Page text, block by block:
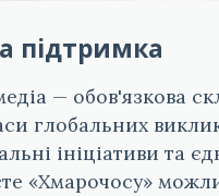
підтримка
— обов'язкова
глобальних
ініціативи та
«Хмарочосу»